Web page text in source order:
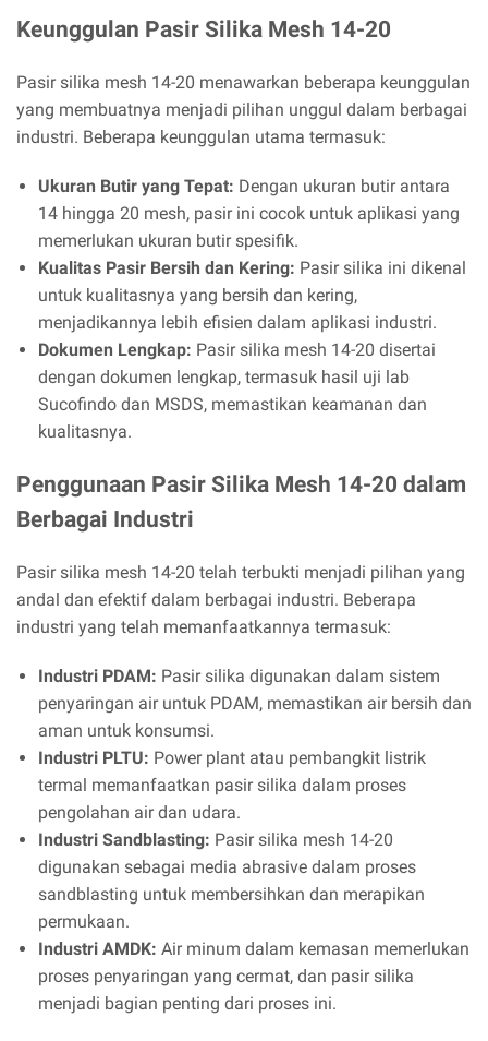
Keunggulan Pasir Silika Mesh 14-20
Pasir silika mesh 14-20 menawarkan beberapa keunggulan
yang membuatnya menjadi pilihan unggul dalam berbagai
industri. Beberapa keunggulan utama termasuk:
Ukuran Butir yang Tepat: Dengan ukuran butir antara
14 hingga 20 mesh, pasir ini cocok untuk aplikasi yang
memerlukan ukuran butir spesifik.
Kualitas Pasir Bersih dan Kering: Pasir silika ini dikenal
untuk kualitasnya yang bersih dan kering,
menjadikannya lebih efisien dalam aplikasi industri.
Dokumen Lengkap: Pasir silika mesh 14-20 disertai
dengan dokumen lengkap, termasuk hasil uji lab
Sucofindo dan MSDS, memastikan keamanan dan
kualitasnya.
Penggunaan Pasir Silika Mesh 14-20 dalam
Berbagai Industri
Pasir silika mesh 14-20 telah terbukti menjadi pilihan yang
andal dan efektif dalam berbagai industri. Beberapa
industri yang telah memanfaatkannya termasuk:
Industri PDAM: Pasir silika digunakan dalam sistem
penyaringan air untuk PDAM, memastikan air bersih dan
aman untuk konsumsi.
Industri PLTU: Power plant atau pembangkit listrik
termal memanfaatkan pasir silika dalam proses
pengolahan air dan udara.
Industri Sandblasting: Pasir silika mesh 14-20
digunakan sebagai media abrasive dalam proses
sandblasting untuk membersihkan dan merapikan
permukaan.
Industri AMDK: Air minum dalam kemasan memerlukan
proses penyaringan yang cermat, dan pasir silika
menjadi bagian penting dari proses ini.